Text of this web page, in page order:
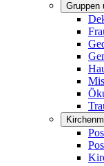
Gruppen